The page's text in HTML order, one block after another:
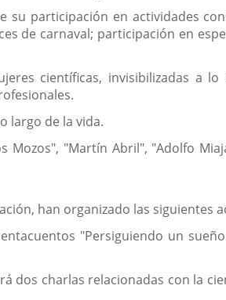
participación en actividades
de carnaval; participación en
científicas, invisibilizadas a
largo de la vida.
Mozos", "Martín Abril", "Adolfo
han organizado las siguientes
"Persiguiendo un
charlas relacionadas con la